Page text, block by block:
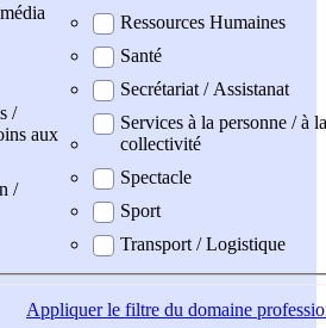
/
aux
/
Ressources Humaines
Santé
Secrétariat / Assistanat
Services à la personne / à la
collectivité
Spectacle
Sport
Transport / Logistique
Appliquerle filtre du domaine